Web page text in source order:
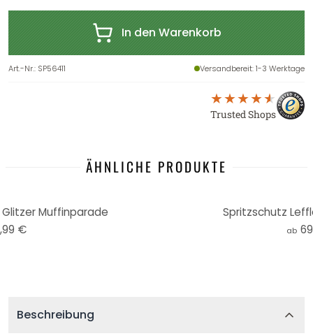
In den Warenkorb
Art.-Nr.: SP56411 Versandbereit: 1-3 Werktage
Trusted Shops
ÄHNLICHE PRODUKTE
Muffinparade
€
Spritzschutz
ab
Beschreibung